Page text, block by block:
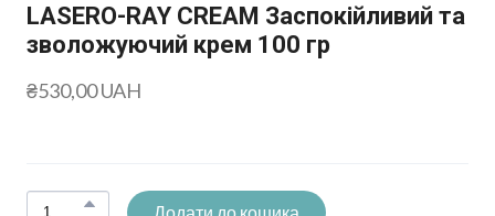
LASERO-RAY CREAM Заспокійливий та
зволожуючий крем 100 гр
₴530,00 UAH
Додати до кошика